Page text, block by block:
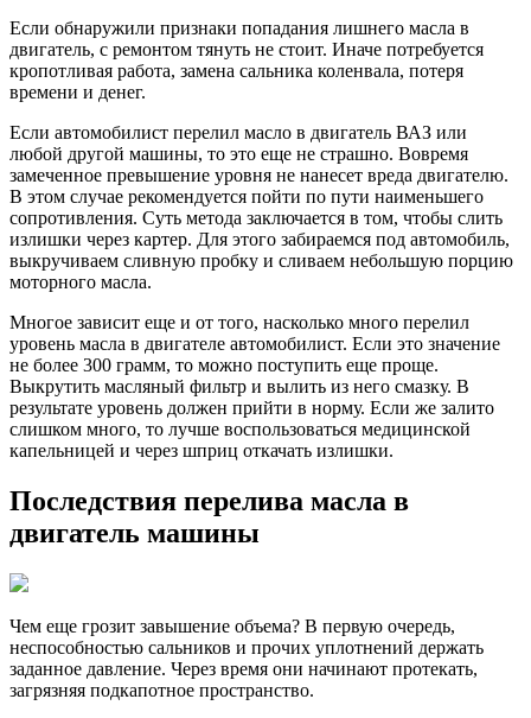
Если обнаружили признаки попадания лишнего масла в
двигатель, с ремонтом тянуть не стоит. Иначе потребуется
кропотливая работа, замена сальника коленвала, потеря
времени и денег.
Если автомобилист перелил масло в двигатель ВАЗ или
любой другой машины, то это еще не страшно. Вовремя
замеченное превышение уровня не нанесет вреда двигателю.
В этом случае рекомендуется пойти по пути наименьшего
сопротивления. Суть метода заключается в том, чтобы слить
излишки через картер. Для этого забираемся под автомобиль,
выкручиваем сливную пробку и сливаем небольшую порцию
моторного масла.
Многое зависит еще и от того, насколько много перелил
уровень масла в двигателе автомобилист. Если это значение
не более 300 грамм, то можно поступить еще проще.
Выкрутить масляный фильтр и вылить из него смазку. В
результате уровень должен прийти в норму. Если же залито
слишком много, то лучше воспользоваться медицинской
капельницей и через шприц откачать излишки.
Последствия перелива масла в
двигатель машины
Чем еще грозит завышение объема? В первую очередь,
неспособностью сальников и прочих уплотнений держать
заданное давление. Через время они начинают протекать,
загрязняя подкапотное пространство.